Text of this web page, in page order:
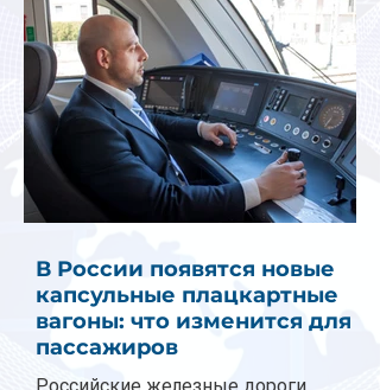
В России появятся новые
капсульные плацкартные
вагоны: что изменится для
пассажиров